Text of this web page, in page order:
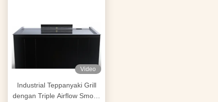
Video
Industrial Teppanyaki Grill
dengan Triple Airflow Smoke